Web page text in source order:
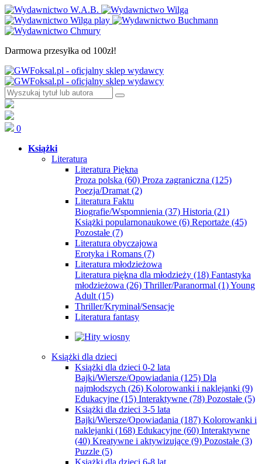
Darmowa przesyłka od 100zł!
0
Książki
Literatura
Literatura Piękna
Proza polska (60) Proza zagraniczna (125)
Poezja/Dramat (2)
Literatura Faktu
Biografie/Wspomnienia (37) Historia (21)
Książki popularnonaukowe (6) Reportaże (45)
Pozostałe (7)
Literatura obyczajowa
Erotyka i Romans (7)
Literatura młodzieżowa
Literatura piękna dla młodzieży (18) Fantastyka
młodzieżowa (26) Thriller/Paranormal (1)Young
Adult (15)
Thriller/Kryminał/Sensacje
Literatura fantasy
Książki dla dzieci
Książki dla dzieci 0-2 lata
Bajki/Wiersze/Opowiadania (125) Dla
najmłodszych (26) Kolorowanki i naklejanki (9)
Edukacyjne (15) Interaktywne (78) Pozostałe (5)
Książki dla dzieci 3-5 lata
Bajki/Wiersze/Opowiadania (187) Kolorowanki i
naklejanki (168) Edukacyjne (60) Interaktywne
(40) Kreatywne i aktywizujące (9) Pozostałe (3)
Puzzle (5)
Książki dla dzieci 6-8 lat